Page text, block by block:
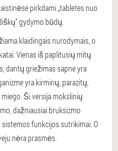
pirkdami „tabletes nuo
gydymo būdų.
klaidingais nurodymais, o
Vienas iš paplitusių mitų
dantų griežimas sapne yra
yra kirminų, parazitų,
Ši versija mokslinių
dažniausiai bruksizmo
funkcijos sutrikimai. O
nėra prasmės.